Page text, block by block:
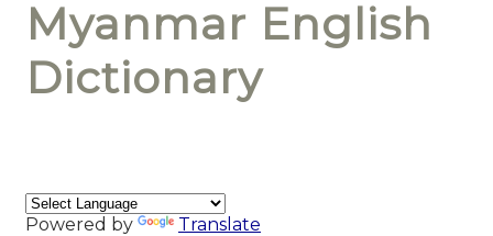
Myanmar English
Dictionary
Powered by Translate